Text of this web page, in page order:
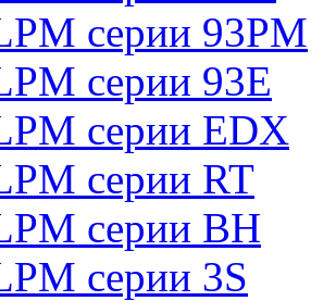
серии 93PM
серии 93E
серии EDX
серии RT
серии BH
серии 3S